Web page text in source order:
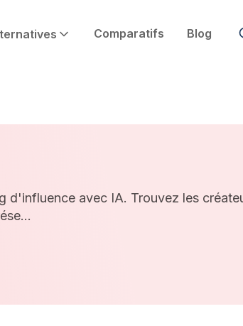
Comparatifs Blog
d'influence avec IA. Trouvez les